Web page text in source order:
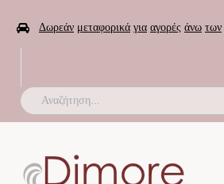
 Δωρεάν μεταφορικά για αγορές άνω των